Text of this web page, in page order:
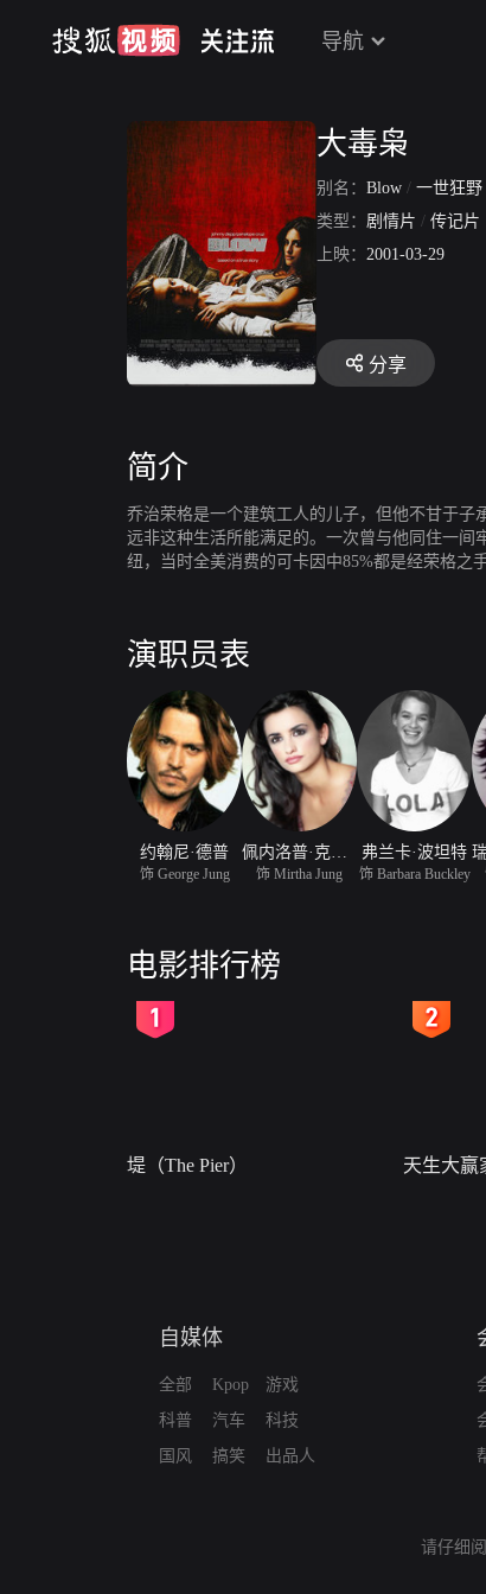
导航
大毒枭
别名： Blow / 一世狂野
类型： 剧情片 / 传记片
上映： 2001-03-29
分享
简介
乔治荣格是一个建筑工人的儿子，但他不甘于
远非这种生活所能满足的。一次曾与他同住一
纽，当时全美消费的可卡因中85%都是经荣格
演职员表
约翰尼·德普
饰 George Jung 饰 Mirtha Jung
弗兰卡·波坦特
饰 Barbara Buckley
电影排行榜
堤（The Pier） 天生大赢
自媒体
全部
科普
国风
Kpop
汽车
搞笑
游戏
科技
出品人
请仔细